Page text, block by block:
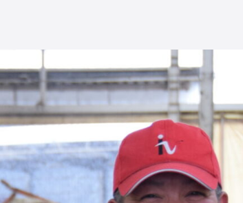
記事一覧へ
COMPANY